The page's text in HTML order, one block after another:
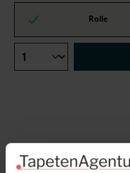
Rolle
Die Tapete Ignatius